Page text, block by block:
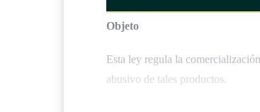
Objeto
Esta ley regula la
abusivo de tales productos.